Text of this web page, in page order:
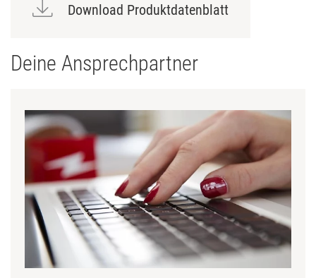
Download Produktdatenblatt
Deine Ansprechpartner